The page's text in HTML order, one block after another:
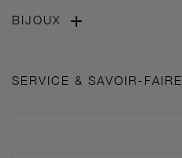
BIJOUX 
SERVICE & SAVOIR-FAIRE